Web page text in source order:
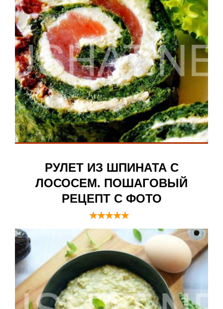
РУЛЕТ ИЗ ШПИНАТА С
ЛОСОСЕМ. ПОШАГОВЫЙ
РЕЦЕПТ С ФОТО